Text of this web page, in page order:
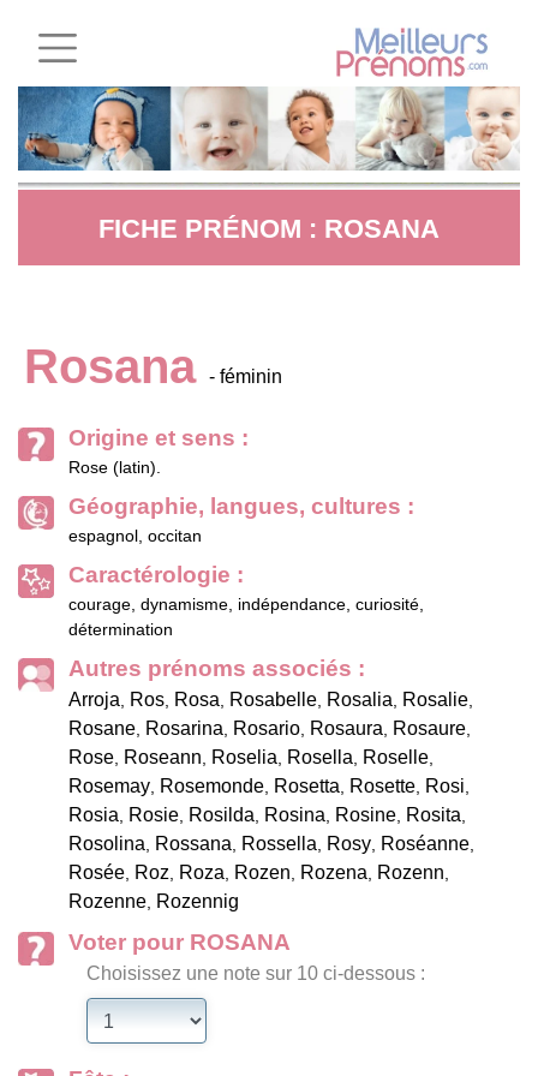
FICHE PRÉNOM : ROSANA
Rosana - féminin
Origine et sens :
Rose (latin).
Géographie, langues, cultures :
espagnol, occitan
Caractérologie :
courage, dynamisme, indépendance, curiosité,
détermination
Autres prénoms associés :
Arroja, Ros, Rosa, Rosabelle, Rosalia, Rosalie,
Rosane, Rosarina, Rosario, Rosaura, Rosaure,
Rose, Roseann, Roselia, Rosella, Roselle,
Rosemay, Rosemonde, Rosetta, Rosette, Rosi,
Rosia, Rosie, Rosilda, Rosina, Rosine, Rosita,
Rosolina, Rossana, Rossella, Rosy, Roséanne,
Rosée, Roz, Roza, Rozen, Rozena, Rozenn,
Rozenne, Rozennig
Voter pour ROSANA
Choisissez une note sur 10 ci-dessous :